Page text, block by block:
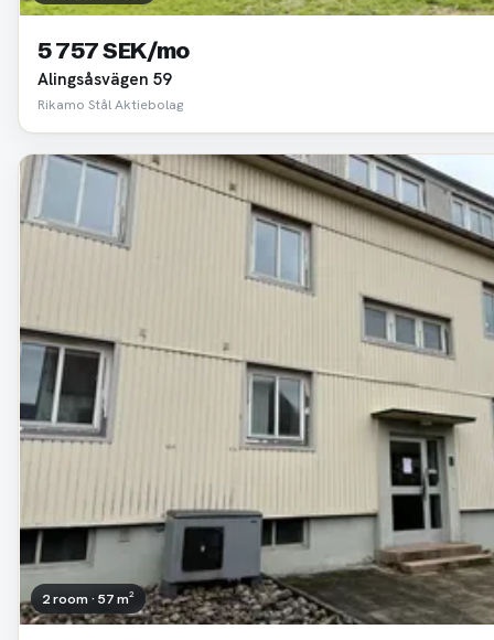
5 757 SEK/mo
Alingsåsvägen 59
Rikamo Stål Aktiebolag
2 room · 57 m²